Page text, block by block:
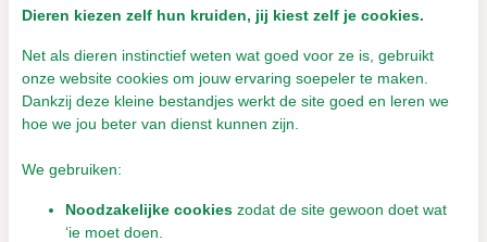
Verwijder eventuele ontlasting en zorg voor goede hygiëne in
achterzijde van het dier. Begin onder de staart / tussen de
achterpoten. Daarna vanaf de staart tot het midden van de rug.
Baden kan de werking van het middel verminderen.
maandelijks behandelen (afhankelijk
behandeling niet binnen 4 weken herhalen.
Dieren kiezen zelf hun kruiden, jij kiest zelf je cookies.
Net als dieren instinctief weten wat goed voor ze is, gebruikt
onze website cookies om jouw ervaring soepeler te maken.
Dankzij deze kleine bestandjes werkt de site goed en leren we
hoe we jou beter van dienst kunnen zijn.
We gebruiken:
Noodzakelijke cookies zodat de site gewoon doet wat
‘ie moet doen.